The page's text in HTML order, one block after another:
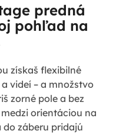
predná
pohľad na
získaš flexibilné
videí – a množstvo
zorné pole a bez
orientáciou na
do záberu pridajú